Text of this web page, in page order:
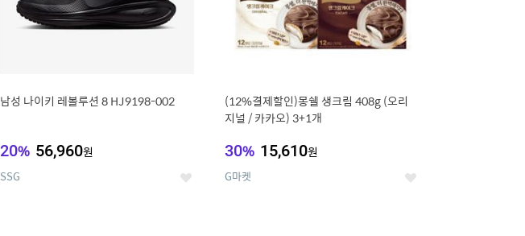
남성 나이키 레볼루션 8 HJ9198-002
20% 56,960원
SSG 좋
(12%결제할인)몽쉘 생크림 408g (오리
지널 / 카카오) 3+1개
30% 15,610원
G마켓 좋